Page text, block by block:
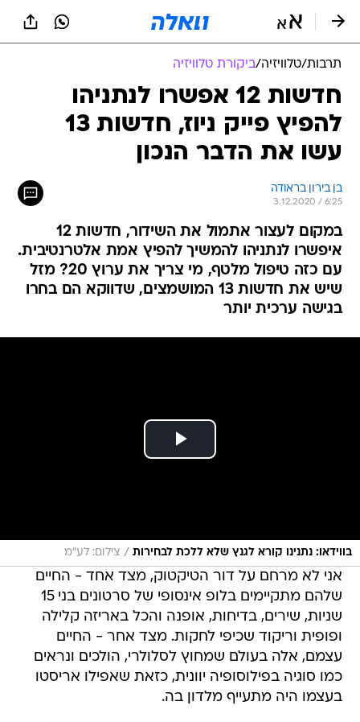
תרבות/טלוויזיה/ביקורת טלוויזיה
חדשות 12 אפשרו לנתניהו
להפיץ פייק ניוז, חדשות 13
עשו את הדבר הנכון
בן בירון בראודה
3.12.2020 / 6:25
במקום לעצור אתמול את השידור, חדשות 12
איפשרו לנתניהו להמשיך להפיץ אמת אלטרנטיבית.
עם כזה טיפול מלטף, מי צריך את ערוץ 20? מזל
שיש את חדשות 13 המושמצים, שדווקא הם בחרו
בגישה ערכית יותר
בווידאו: נתנינו קורא לגנץ שלא ללכת לבחירות / צילום: לע"מ
אני לא מרחם על דור הטיקטוק, מצד אחד - החיים
שלהם מתקיימים בלופ אינסופי של סרטונים בני 15
שניות, שירים, בדיחות, אופנה והכל באריזה קלילה
ופופית וריקוד שכיפי לחקות. מצד אחר - החיים
עצמם, אלה בעולם שמחוץ לסלולרי, הולכים ונראים
כמו סוגיה בפילוסופיה יוונית, כזאת שאפילו אריסטו
בעצמו היה מתעייף מלדון בה.